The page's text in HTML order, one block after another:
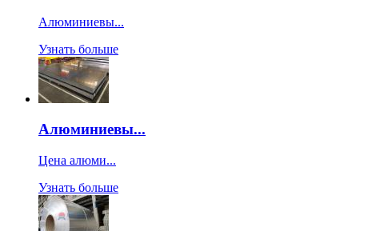
Алюминиевы...
Узнать больше
Алюминиевы...
Цена алюми...
Узнать больше